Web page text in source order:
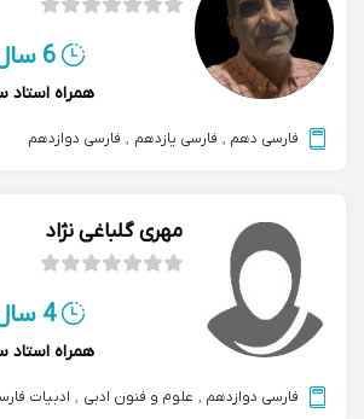
6 سال
همراه استاد
فارسی دهم , فارسی یازدهم , فارسی دوازدهم
مهری گلباغی نژاد
4 سال
همراه استاد
فارسی دوازدهم , علوم و فنون ادبی , ادبیات